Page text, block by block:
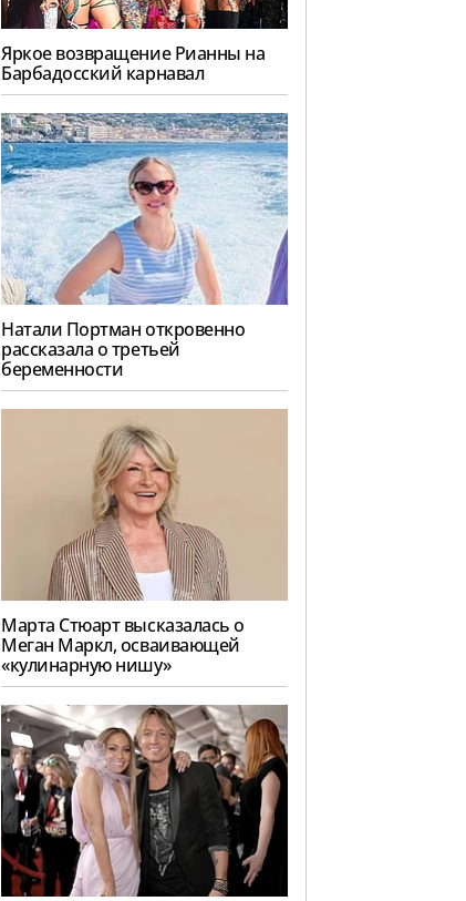
Яркое возвращение Рианны на
Барбадосский карнавал
Натали Портман откровенно
рассказала о третьей
беременности
Марта Стюарт высказалась о
Меган Маркл, осваивающей
«кулинарную нишу»